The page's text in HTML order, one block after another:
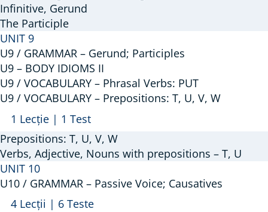
Participle
Infinitive, Gerund
The Participle
UNIT 9
U9 / GRAMMAR – Gerund; Participles
U9 – BODY IDIOMS II
U9 / VOCABULARY – Phrasal Verbs: PUT
U9 / VOCABULARY – Prepositions: T, U, V, W
Arată
U9
/
VOCABULARY
–
Prepositions:
T,
1 Lecție | 1 Test
Prepositions: T, U, V, W
Verbs, Adjective, Nouns with prepositions – T, U
UNIT 10
U10 / GRAMMAR – Passive Voice; Causatives
Arată
U10
4 Lecții | 6 Teste